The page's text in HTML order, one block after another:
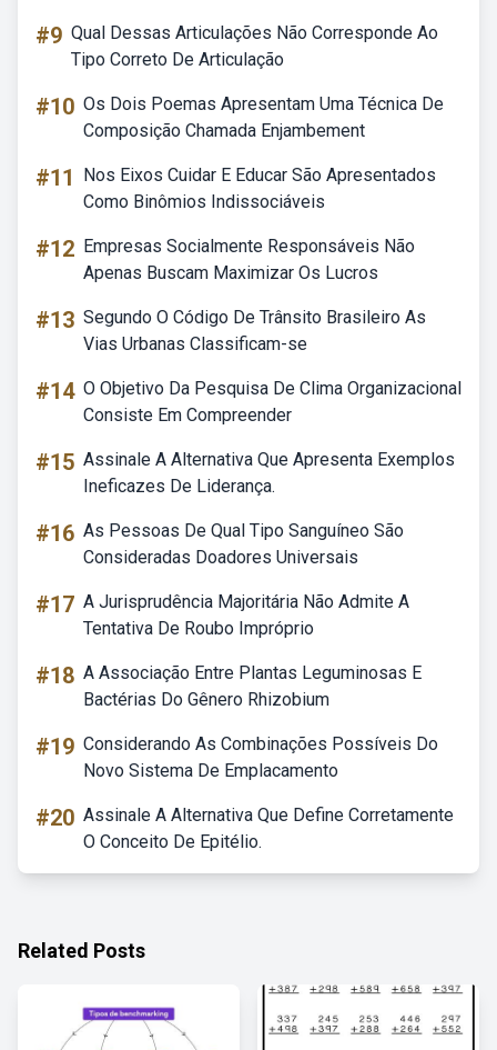
#9 Qual Dessas Articulações Não Corresponde Ao
Tipo Correto De Articulação
#10 Os Dois Poemas Apresentam Uma Técnica De
Composição Chamada Enjambement
#11
Nos Eixos Cuidar E Educar São Apresentados
Como Binômios Indissociáveis
#12 Empresas Socialmente Responsáveis Não
Apenas Buscam Maximizar Os Lucros
#13 Segundo O Código De Trânsito Brasileiro As
Vias Urbanas Classificam-se
#14 O Objetivo Da Pesquisa De Clima Organizacional
Consiste Em Compreender
#15 Assinale A Alternativa Que Apresenta Exemplos
Ineficazes De Liderança.
#16 As Pessoas De Qual Tipo Sanguíneo São
Consideradas Doadores Universais
#17 A Jurisprudência Majoritária Não Admite A
Tentativa De Roubo Impróprio
#18 A Associação Entre Plantas Leguminosas E
Bactérias Do Gênero Rhizobium
#19 Considerando As Combinações Possíveis Do
Novo Sistema De Emplacamento
#20 Assinale A Alternativa Que Define Corretamente
O Conceito De Epitélio.
Related Posts